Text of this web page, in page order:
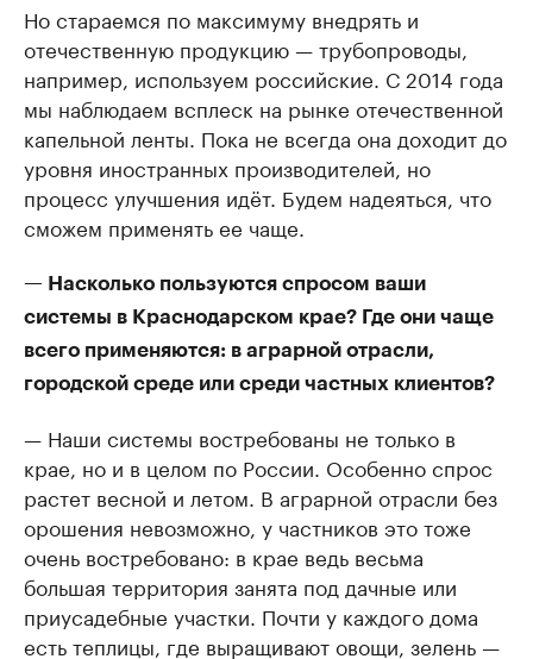
Но стараемся по максимуму внедрять и
отечественную продукцию — трубопроводы,
например, используем российские. С 2014 года
мы наблюдаем всплеск на рынке отечественной
капельной ленты. Пока не всегда она доходит до
уровня иностранных производителей, но
процесс улучшения идёт. Будем надеяться, что
сможем применять ее чаще.
— Насколько пользуются спросом ваши
системы в Краснодарском крае? Где они чаще
всего применяются: в аграрной отрасли,
городской среде или среди частных клиентов?
— Наши системы востребованы не только в
крае, но и в целом по России. Особенно спрос
растет весной и летом. В аграрной отрасли без
орошения невозможно, у частников это тоже
очень востребовано: в крае ведь весьма
большая территория занята под дачные или
приусадебные участки. Почти у каждого дома
есть теплицы, где выращивают овощи, зелень —